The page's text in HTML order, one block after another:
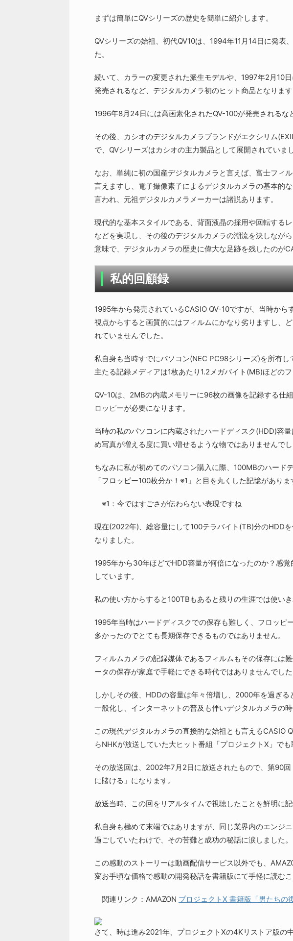
まずは簡単にQVシリーズの歴史を簡単に紹介します。
QVシリーズの始祖、初代QV10は、1994年11月14日に発表
た。
続いて、カラーの変更された派生モデルや、1997年2月10
発売されるなど、デジタルカメラ初のヒット商品となります
1996年8月24日には高画素化されたQV-100が発売されるな
その後、カシオのデジタルカメラブランドがエクシリム
で、QVシリーズはカシオの主力製品として展開されていまし
なお、単純に初の国産デジタルカメラと言えば、富士フィ
言えますし、電子撮像素子によるデジタルカメラの基本的
言われ、元祖デジタルカメラメーカーは諸説あります。
現代的な基本スタイルである、背面液晶の採用や回転する
などを実現し、その後のデジタルカメラの潮流を決しなが
意味で、デジタルカメラの歴史に偉大な足跡を残したのが
私的回顧録
1995年から発売されているCASIO QV-10ですが、当時から
視点からすると画質的にはフィルムにかなり劣りますし、
れていませんでした。
私自身も当時すでにパソコン(NEC PC98シリーズ)を所有
主たる記録メディアは1枚あたり1.2メガバイト(MB)ほどの
QV-10は、2MBの内蔵メモリーに96枚の画像を記録する仕
ロッピーが必要になります。
当時の私のパソコンに内蔵されたハードディスク(HDD)容
め写真が増える度に買い増せるような物ではありませんでし
ちなみに私が初めてのパソコン購入に際、100MBのハード
「フロッピー100枚分か！※1」と目を丸くした記憶がありま
※1：今ではすごさが伝わらない表現ですね
現在(2022年)、総容量にして100テラバイト(TB)分のHDD
なりました。
1995年から30年ほどでHDD容量が何倍になったのか？感
しています。
私の使い方からすると100TBもあると残りの生涯では使いき
1995年当時はハードディスクでの保存も難しく、フロッピ
多かったのでとても長期保存できるものではありません。
フィルムカメラの記録媒体であるフィルムもその保存には
ータの保存が家庭で手軽にできる時代ではありませんでした
しかしその後、HDDの容量は年々倍増し、2000年を過ぎ
一般化し、インターネットの普及も伴いデジタルカメラの
この現代デジタルカメラの直接的な始祖とも言えるCASIO
らNHKが放送していた大ヒット番組「プロジェクトX」でも
その放送回は、2002年7月2日に放送されたもので、第90
に賭ける」になります。
放送当時、この回をリアルタイムで視聴したことを鮮明に記
私自身も極めて末端ではありますが、同じ業界内のエンジ
過ごしていたわけで、その苦難と成功の秘話に涙しました。
この感動のストーリーは動画配信サービス以外でも、
変お手頃な価格で感動の開発秘話を書籍版にて手軽に読むこ
関連リンク：AMAZON プロジェクトX 書籍版「男たちの
さて、時は進み2021年、プロジェクトXの4Kリストア版の